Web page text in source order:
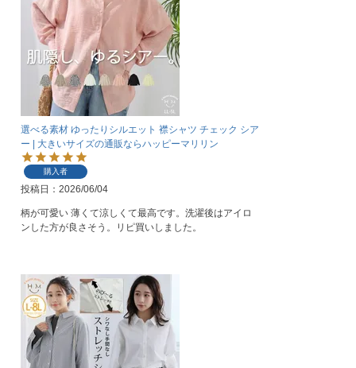
選べる素材 ゆったりシルエット 襟シャツ チェック シア
ー | 大きいサイズの通販ならハッピーマリリン
購入者
投稿日 2026/06/04
柄が可愛い 薄くて涼しくて最高です。洗濯後はアイロ
ンした方が良さそう。リピ買いしました。